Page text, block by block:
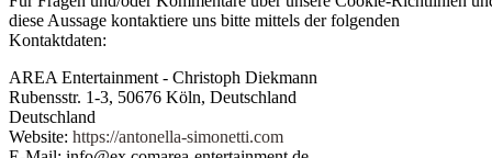
diese Aussage kontaktiere uns bitte mittels der folgenden
Kontaktdaten:
AREA Entertainment - Christoph Diekmann
Rubensstr. 1-3, 50676 Köln, Deutschland
Deutschland
Website: https://antonella-simonetti.com